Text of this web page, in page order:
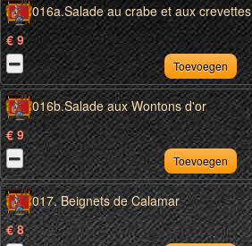
016a.Salade au crabe et aux crevettes
€ 9
Toevoegen
016b.Salade aux Wontons d'or
€ 9
Toevoegen
017. Beignets de Calamar
€ 8